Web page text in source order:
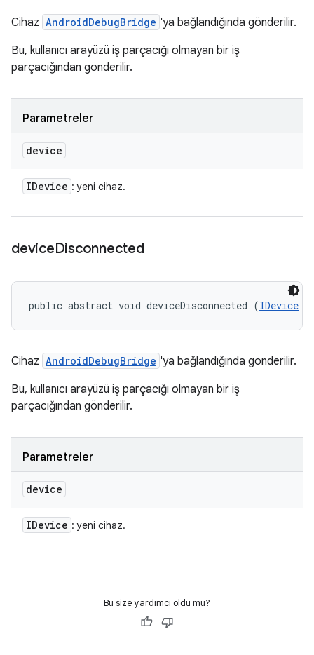
Cihaz AndroidDebugBridge 'ya bağlandığında gönderilir.
Bu, kullanıcı arayüzü iş parçacığı olmayan bir iş
parçacığından gönderilir.
Parametreler
device
IDevice : yeni cihaz.
deviceDisconnected
public abstract void deviceDisconnected (IDevice
Cihaz AndroidDebugBridge 'ya bağlandığında gönderilir.
Bu, kullanıcı arayüzü iş parçacığı olmayan bir iş
parçacığından gönderilir.
Parametreler
device
IDevice : yeni cihaz.
Bu size yardımcı oldu mu?